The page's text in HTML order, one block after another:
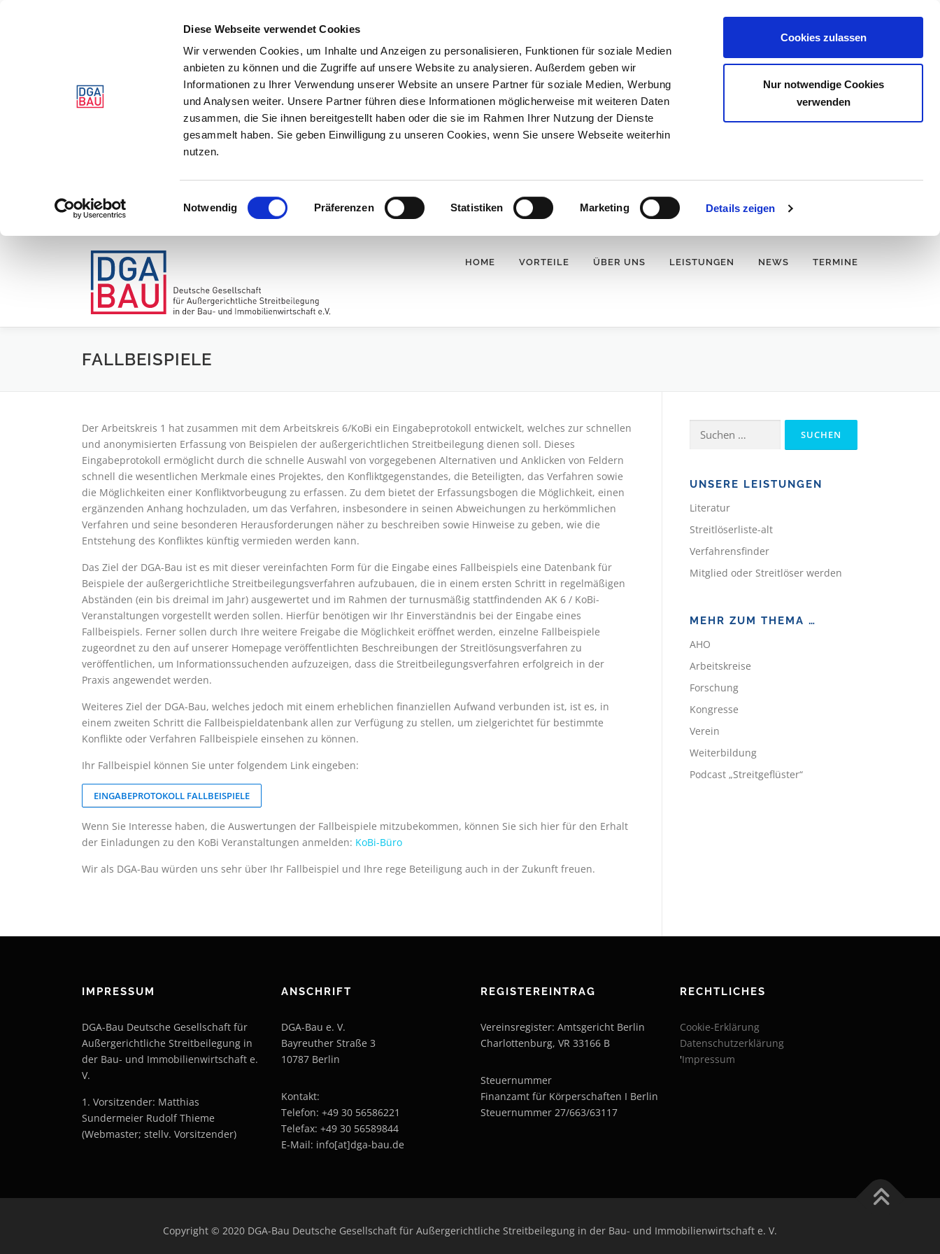
Diese Webseite verwendet Cookies
Wir verwenden Cookies, um Inhalte und Anzeigen zu personalisieren, Funktionen für soziale Medien
anbieten zu können und die Zugriffe auf unsere Website zu analysieren. Außerdem geben wir
Informationen zu Ihrer Verwendung unserer Website an unsere Partner für soziale Medien, Werbung
und Analysen weiter. Unsere Partner führen diese Informationen möglicherweise mit weiteren Daten
zusammen, die Sie ihnen bereitgestellt haben oder die sie im Rahmen Ihrer Nutzung der Dienste
gesammelt haben. Sie geben Einwilligung zu unseren Cookies, wenn Sie unsere Webseite weiterhin
nutzen.
Einwilligungsauswahl
Notwendig Präferenzen Statistiken Marketing Details zeigen
Cookies zulassen
Nur notwendige Cookies
verwenden
HOME VORTEILE ÜBER UNS LEISTUNGEN NEWS TERMINE
FALLBEISPIELE
Der Arbeitskreis 1 hat zusammen mit dem Arbeitskreis 6/KoBi ein Eingabeprotokoll entwickelt, welches zur schnellen
und anonymisierten Erfassung von Beispielen der außergerichtlichen Streitbeilegung dienen soll. Dieses
Eingabeprotokoll ermöglicht durch die schnelle Auswahl von vorgegebenen Alternativen und Anklicken von Feldern
schnell die wesentlichen Merkmale eines Projektes, den Konfliktgegenstandes, die Beteiligten, das Verfahren sowie
die Möglichkeiten einer Konfliktvorbeugung zu erfassen. Zu dem bietet der Erfassungsbogen die Möglichkeit, einen
ergänzenden Anhang hochzuladen, um das Verfahren, insbesondere in seinen Abweichungen zu herkömmlichen
Verfahren und seine besonderen Herausforderungen näher zu beschreiben sowie Hinweise zu geben, wie die
Entstehung des Konfliktes künftig vermieden werden kann.
Das Ziel der DGA-Bau ist es mit dieser vereinfachten Form für die Eingabe eines Fallbeispiels eine Datenbank für
Beispiele der außergerichtliche Streitbeilegungsverfahren aufzubauen, die in einem ersten Schritt in regelmäßigen
Abständen (ein bis dreimal im Jahr) ausgewertet und im Rahmen der turnusmäßig stattfindenden AK 6 / KoBi-
Veranstaltungen vorgestellt werden sollen. Hierfür benötigen wir Ihr Einverständnis bei der Eingabe eines
Fallbeispiels. Ferner sollen durch Ihre weitere Freigabe die Möglichkeit eröffnet werden, einzelne Fallbeispiele
zugeordnet zu den auf unserer Homepage veröffentlichten Beschreibungen der Streitlösungsverfahren zu
veröffentlichen, um Informationssuchenden aufzuzeigen, dass die Streitbeilegungsverfahren erfolgreich in der
Praxis angewendet werden.
Weiteres Ziel der DGA-Bau, welches jedoch mit einem erheblichen finanziellen Aufwand verbunden ist, ist es, in
einem zweiten Schritt die Fallbeispieldatenbank allen zur Verfügung zu stellen, um zielgerichtet für bestimmte
Konflikte oder Verfahren Fallbeispiele einsehen zu können.
Ihr Fallbeispiel können Sie unter folgendem Link eingeben:
EINGABEPROTOKOLL FALLBEISPIELE
Wenn Sie Interesse haben, die Auswertungen der Fallbeispiele mitzubekommen, können Sie sich hier für den Erhalt
der Einladungen zu den KoBi Veranstaltungen anmelden: KoBi-Büro
Wir als DGA-Bau würden uns sehr über Ihr Fallbeispiel und Ihre rege Beteiligung auch in der Zukunft freuen.
Suchen
nach:
UNSERE LEISTUNGEN
Literatur
Streitlöserliste-alt
Verfahrensfinder
Mitglied oder Streitlöser werden
MEHR ZUM THEMA …
AHO
Arbeitskreise
Forschung
Kongresse
Verein
Weiterbildung
Podcast „Streitgeflüster“
IMPRESSUM
DGA-Bau Deutsche Gesellschaft für
Außergerichtliche Streitbeilegung in
der Bau- und Immobilienwirtschaft e.
V.
1. Vorsitzender: Matthias
Sundermeier Rudolf Thieme
(Webmaster; stellv. Vorsitzender)
ANSCHRIFT
DGA-Bau e. V.
Bayreuther Straße 3
10787 Berlin
Kontakt:
Telefon: +49 30 56586221
Telefax: +49 30 56589844
E-Mail: info[at]dga-bau.de
REGISTEREINTRAG
Vereinsregister: Amtsgericht Berlin
Charlottenburg, VR 33166 B
Steuernummer
Finanzamt für Körperschaften I Berlin
Steuernummer 27/663/63117
RECHTLICHES
Cookie-Erklärung
Datenschutzerklärung
'Impressum
Copyright © 2020 DGA-Bau Deutsche Gesellschaft für Außergerichtliche Streitbeilegung in der Bau- und Immobilienwirtschaft e. V.